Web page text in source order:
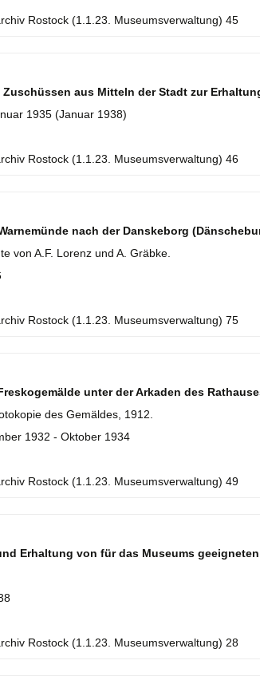
Rostock (1.1.23. Museumsverwaltung) 45
aus Mitteln der Stadt zur
1935 (Januar 1938)
Rostock (1.1.23. Museumsverwaltung) 46
nach der Danskeborg
von A.F. Lorenz und A. Gräbke.
Rostock (1.1.23. Museumsverwaltung) 75
unter der Arkaden des
des Gemäldes, 1912.
1932 - Oktober 1934
Rostock (1.1.23. Museumsverwaltung) 49
Erhaltung von für das Museums
Rostock (1.1.23. Museumsverwaltung) 28